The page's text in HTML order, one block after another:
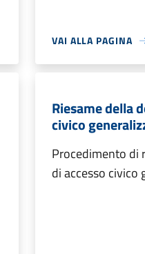
VAI ALLA PAGINA
Riesame della
civico
Procedimento di
di accesso civico